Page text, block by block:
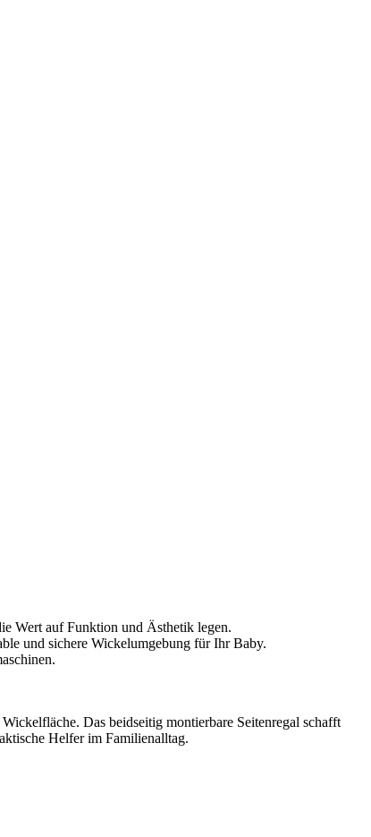
Wert auf Funktion und Ästhetik legen.
und sichere Wickelumgebung für Ihr Baby.
Das beidseitig montierbare Seitenregal schafft
Helfer im Familienalltag.